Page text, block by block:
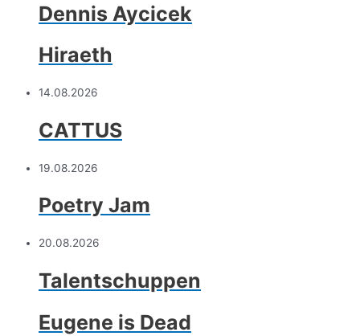
Dennis Aycicek
Hiraeth
14.08.2026
CATTUS
19.08.2026
Poetry Jam
20.08.2026
Talentschuppen
Eugene is Dead